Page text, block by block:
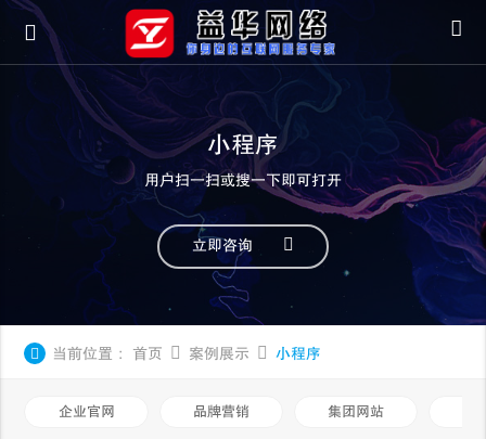
小程序
用户扫一扫或搜一下即可打开
立即咨询
当前位置： 首页 案例展示 小程序
企业官网 品牌营销 集团网站